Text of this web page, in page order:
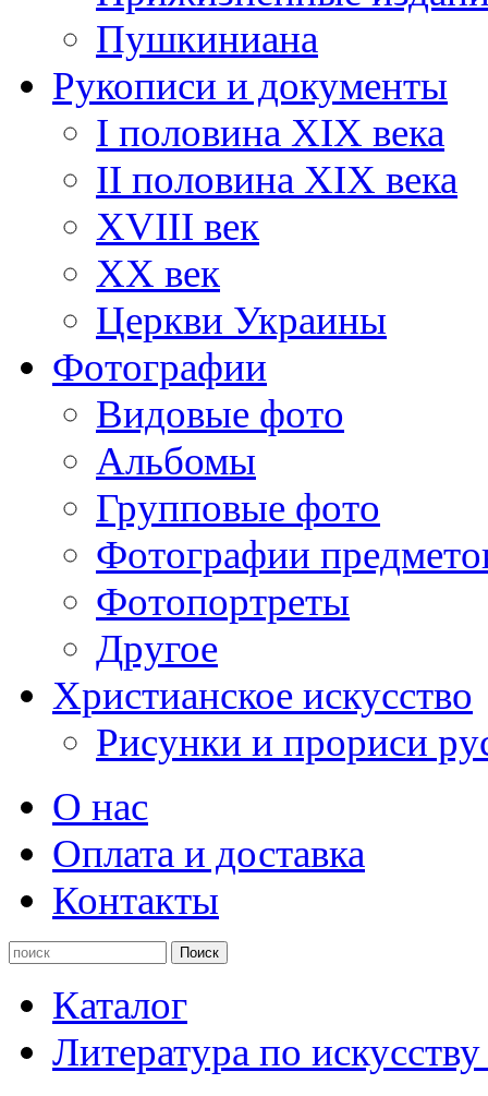
Пушкиниана
Рукописи и документы
I половина XIX века
II половина XIX века
XVIII век
ХХ век
Церкви Украины
Фотографии
Видовые фото
Альбомы
Групповые фото
Фотографии
Фотопортреты
Другое
Христианское искусство
Рисунки и прориси
О нас
Оплата и доставка
Контакты
Каталог
Литература по